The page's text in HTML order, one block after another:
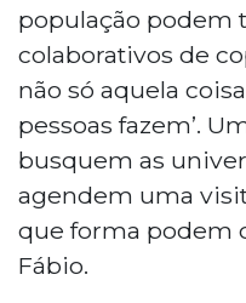
população podem
colaborativos de
não só aquela
pessoas fazem’.
busquem as
agendem uma
que forma podem
Fábio.